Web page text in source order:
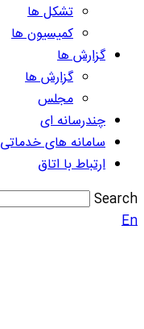
تشکل ها
کمیسیون ها
گزارش ها
گزارش ها
مجلس
چندرسانه ای
سامانه های خدماتی
ارتباط با اتاق
Search
En